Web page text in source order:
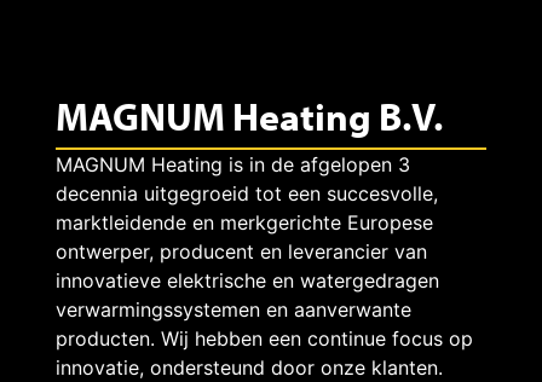
MAGNUM Heating B.V.
MAGNUM Heating is in de afgelopen 3
decennia uitgegroeid tot een succesvolle,
marktleidende en merkgerichte Europese
ontwerper, producent en leverancier van
innovatieve elektrische en watergedragen
verwarmingssystemen en aanverwante
producten. Wij hebben een continue focus op
innovatie, ondersteund door onze klanten.